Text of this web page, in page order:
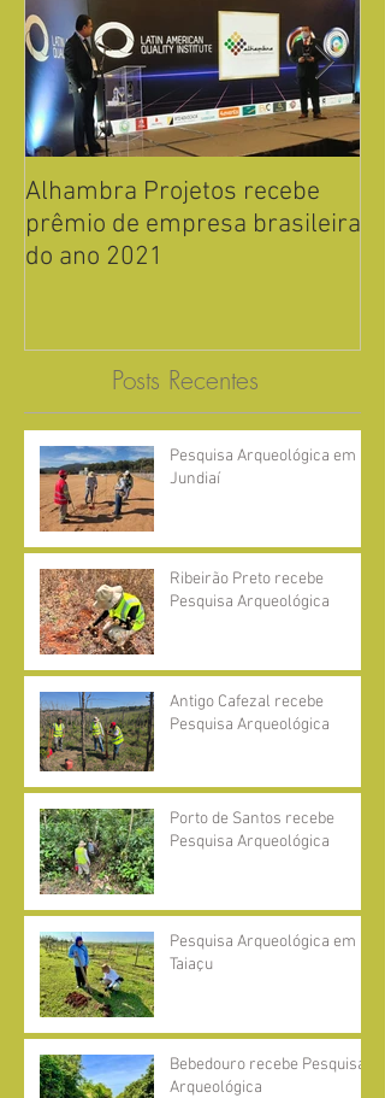
Posts Recentes
Alhambra Projetos recebe
prêmio de empresa brasileira
do ano 2021
Pesquisa Arqueológica em
Jundiaí
Ribeirão Preto recebe
Pesquisa Arqueológica
Antigo Cafezal recebe
Pesquisa Arqueológica
Porto de Santos recebe
Pesquisa Arqueológica
Pesquisa Arqueológica em
Taiaçu
Bebedouro recebe Pesquisa
Arqueológica